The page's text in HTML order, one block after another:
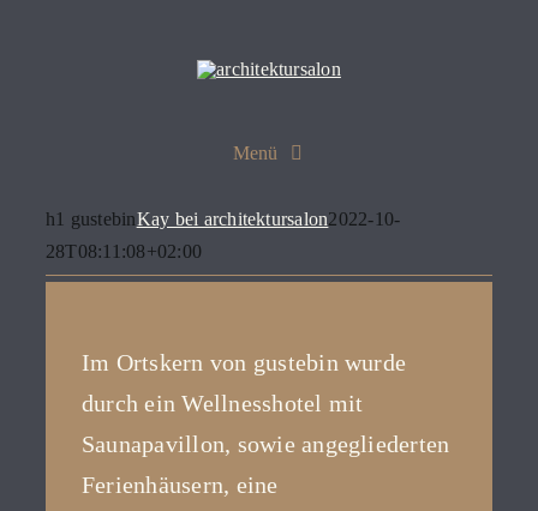
Menü
salon
leistungen
referenzen
h1 gustebinKay bei architektursalon2022-10-
28T08:11:08+02:00
Im Ortskern von gustebin wurde
durch ein Wellnesshotel mit
Saunapavillon, sowie angegliederten
Ferienhäusern, eine